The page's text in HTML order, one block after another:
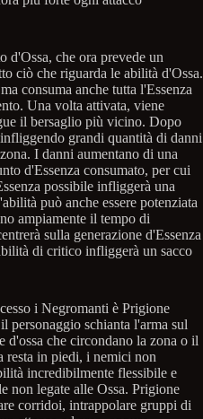
che ora prevede un
ciò che riguarda le abilità d'Ossa.
consuma anche tutta l'Essenza
Una volta attivata, viene
il bersaglio più vicino. Dopo
grandi quantità di danni
I danni aumentano di una
d'Essenza consumato, per cui
possibile infliggerà una
può anche essere potenziata
ampiamente il tempo di
sulla generazione d'Essenza
di critico infliggerà un sacco
i Negromanti è Prigione
personaggio schianta l'arma sul
d'ossa che circondano la zona o il
resta in piedi, i nemici non
incredibilmente flessibile e
non legate alle Ossa. Prigione
corridoi, intrappolare gruppi di